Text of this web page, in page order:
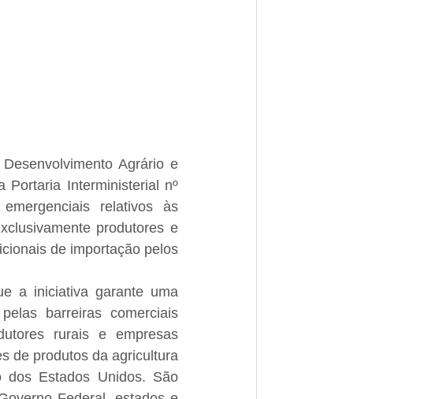
Agrário e
Portaria Interministerial nº
relativos às
produtores e
de importação pelos
a iniciativa garante uma
barreiras comerciais
rurais e empresas
de produtos da agricultura
dos Estados Unidos. São